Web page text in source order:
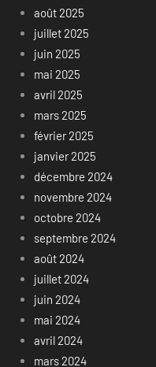
août 2025
juillet 2025
juin 2025
mai 2025
avril 2025
mars 2025
février 2025
janvier 2025
décembre 2024
novembre 2024
octobre 2024
septembre 2024
août 2024
juillet 2024
juin 2024
mai 2024
avril 2024
mars 2024